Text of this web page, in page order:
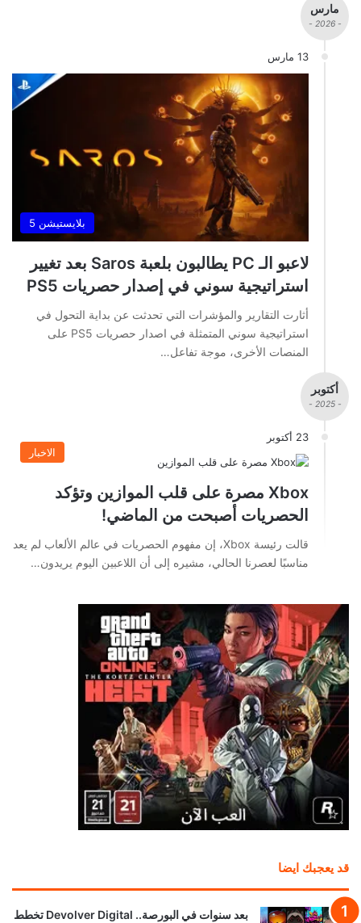
مارس
- 2026 -
13 مارس
بلايستيشن 5
لاعبو الـ PC يطالبون بلعبة Saros بعد تغيير
استراتيجية سوني في إصدار حصريات PS5
أثارت التقارير والمؤشرات التي تحدثت عن بداية التحول في
استراتيجية سوني المتمثلة في اصدار حصريات PS5 على
المنصات الأخرى، موجة تفاعل…
أكتوبر
- 2025 -
23 أكتوبر
الاخبار
Xbox مصرة على قلب الموازين وتؤكد
الحصريات أصبحت من الماضي!
قالت رئيسة Xbox، إن مفهوم الحصريات في عالم الألعاب لم يعد
مناسبًا لعصرنا الحالي، مشيره إلى أن اللاعبين اليوم يريدون…
قد يعجبك ايضا
بعد سنوات في البورصة.. Devolver Digital تخطط